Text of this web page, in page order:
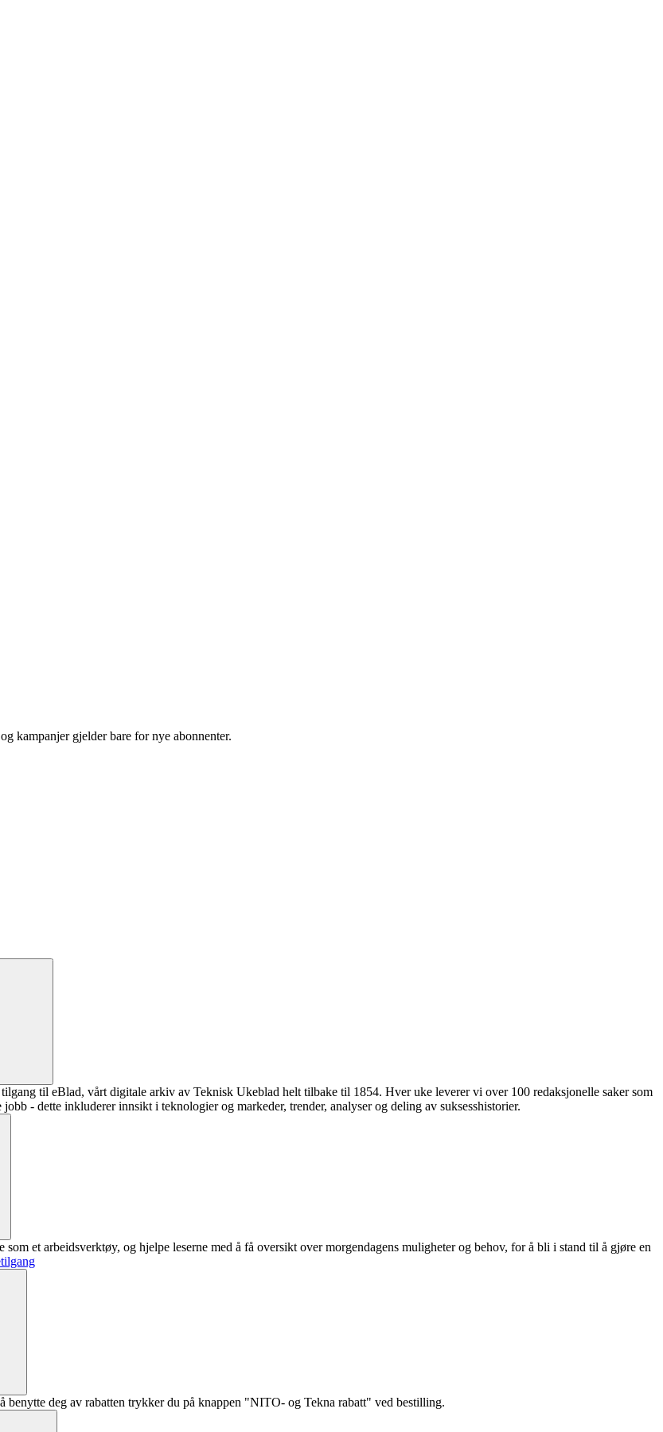
kampanjer gjelder bare for nye abonnenter.
til eBlad, vårt digitale arkiv av Teknisk Ukeblad helt tilbake til 1854. Hver uke leverer vi over 100 redaksjonelle saker som
- dette inkluderer innsikt i teknologier og markeder, trender, analyser og deling av suksesshistorier.
et arbeidsverktøy, og hjelpe leserne med å få oversikt over morgendagens muligheter og behov, for å bli i stand til å gjøre en
deg av rabatten trykker du på knappen "NITO- og Tekna rabatt" ved bestilling.